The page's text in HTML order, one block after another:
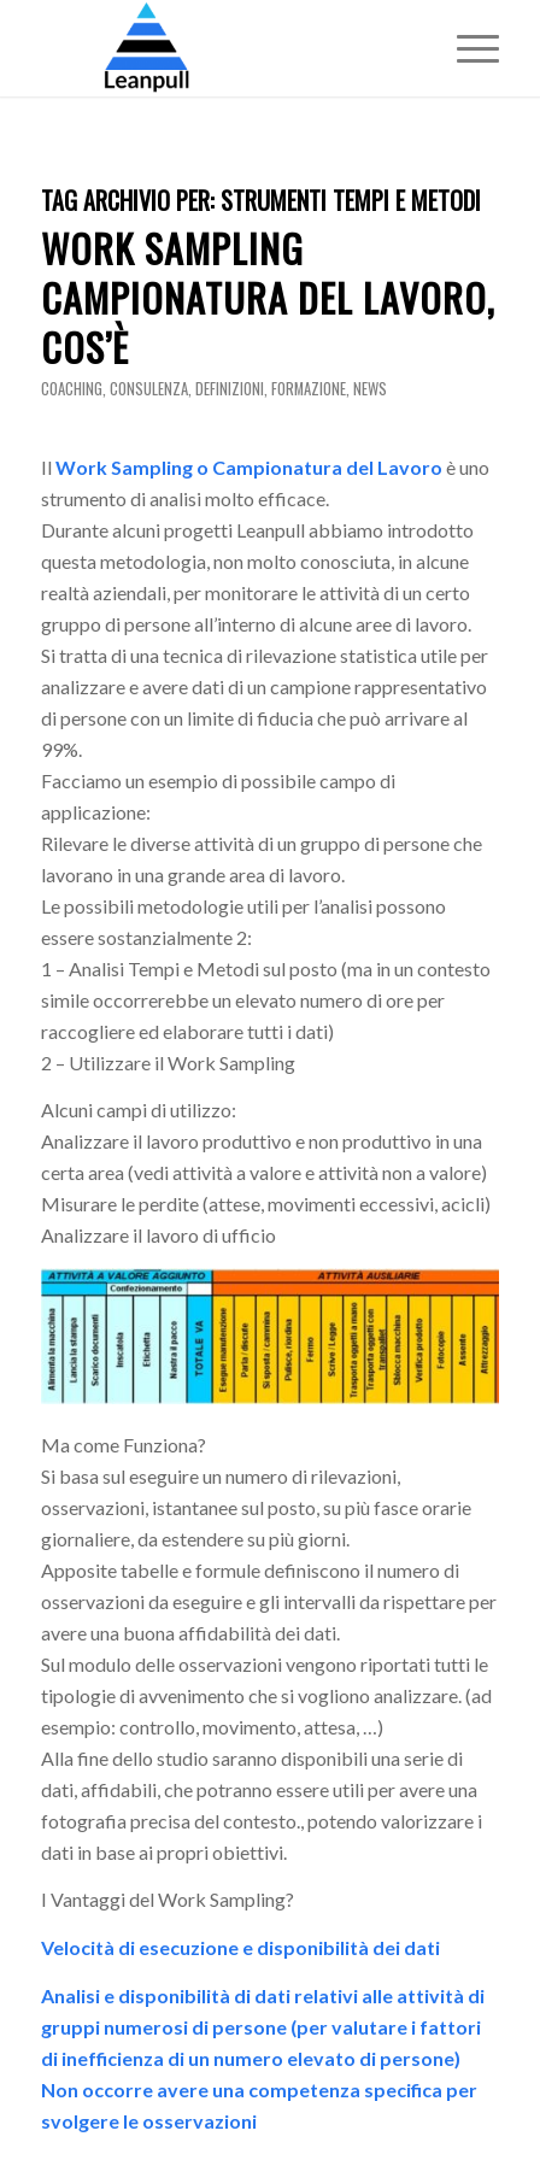
TAG ARCHIVIO PER: STRUMENTI TEMPI E METODI
WORK SAMPLING
CAMPIONATURA DEL LAVORO,
COS’È
COACHING, CONSULENZA, DEFINIZIONI, FORMAZIONE, NEWS
Il Work Sampling o Campionatura del Lavoro è uno
strumento di analisi molto efficace.
Durante alcuni progetti Leanpull abbiamo introdotto
questa metodologia, non molto conosciuta, in alcune
realtà aziendali, per monitorare le attività di un certo
gruppo di persone all’interno di alcune aree di lavoro.
Si tratta di una tecnica di rilevazione statistica utile per
analizzare e avere dati di un campione rappresentativo
di persone con un limite di fiducia che può arrivare al
99%.
Facciamo un esempio di possibile campo di
applicazione:
Rilevare le diverse attività di un gruppo di persone che
lavorano in una grande area di lavoro.
Le possibili metodologie utili per l’analisi possono
essere sostanzialmente 2:
1 – Analisi Tempi e Metodi sul posto (ma in un contesto
simile occorrerebbe un elevato numero di ore per
raccogliere ed elaborare tutti i dati)
2 – Utilizzare il Work Sampling
Alcuni campi di utilizzo:
Analizzare il lavoro produttivo e non produttivo in una
certa area (vedi attività a valore e attività non a valore)
Misurare le perdite (attese, movimenti eccessivi, acicli)
Analizzare il lavoro di ufficio
Ma come Funziona?
Si basa sul eseguire un numero di rilevazioni,
osservazioni, istantanee sul posto, su più fasce orarie
giornaliere, da estendere su più giorni.
Apposite tabelle e formule definiscono il numero di
osservazioni da eseguire e gli intervalli da rispettare per
avere una buona affidabilità dei dati.
Sul modulo delle osservazioni vengono riportati tutti le
tipologie di avvenimento che si vogliono analizzare. (ad
esempio: controllo, movimento, attesa, …)
Alla fine dello studio saranno disponibili una serie di
dati, affidabili, che potranno essere utili per avere una
fotografia precisa del contesto., potendo valorizzare i
dati in base ai propri obiettivi.
I Vantaggi del Work Sampling?
Velocità di esecuzione e disponibilità dei dati
Analisi e disponibilità di dati relativi alle attività di
gruppi numerosi di persone (per valutare i fattori
di inefficienza di un numero elevato di persone)
Non occorre avere una competenza specifica per
svolgere le osservazioni